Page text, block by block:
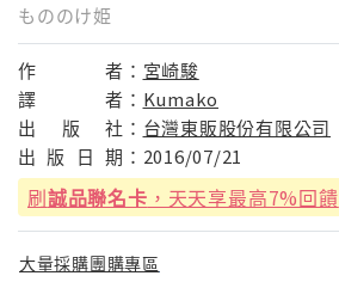
もののけ姫
作 者： 宮崎駿
譯
者： Kumako
出
版 社： 台灣東販股份有限公司
出 版 日 期： 2016/07/21
刷誠品聯名卡 ，天天享最高7%回饋
大量採購團購專區